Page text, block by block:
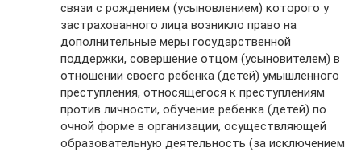
связи с рождением (усыновлением) которого у
застрахованного лица возникло право на
дополнительные меры государственной
поддержки, совершение отцом (усыновителем) в
отношении своего ребенка (детей) умышленного
преступления, относящегося к преступлениям
против личности, обучение ребенка (детей) по
очной форме в организации, осуществляющей
образовательную деятельность (за исключением